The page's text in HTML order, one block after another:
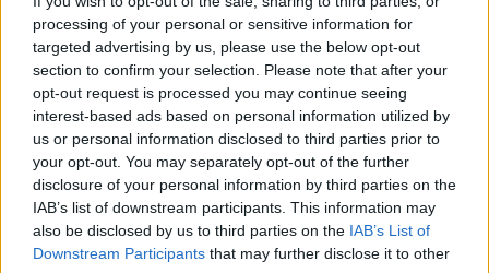
processing of your personal or sensitive information for
targeted advertising by us, please use the below opt-out
section to confirm your selection. Please note that after your
opt-out request is processed you may continue seeing
interest-based ads based on personal information utilized by
us or personal information disclosed to third parties prior to
your opt-out. You may separately opt-out of the further
disclosure of your personal information by third parties on the
IAB’s list of downstream participants. This information may
also be disclosed by us to third parties on the IAB’s List of
Downstream Participants that may further disclose it to other